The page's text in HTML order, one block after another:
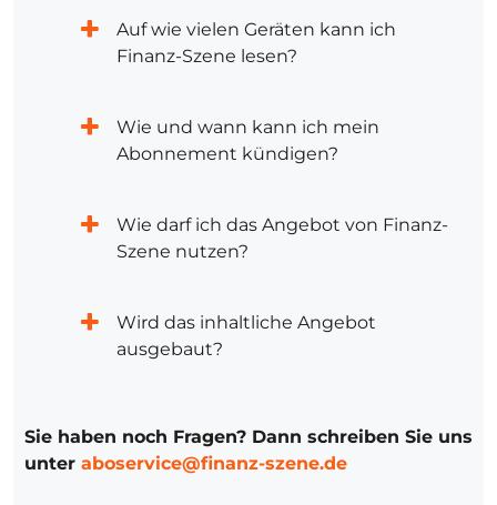
Auf wie vielen Geräten kann ich
Finanz-Szene lesen?
Wie und wann kann ich mein
Abonnement kündigen?
Wie darf ich das Angebot von Finanz-
Szene nutzen?
Wird das inhaltliche Angebot
ausgebaut?
Sie haben noch Fragen? Dann schreiben Sie uns
unter aboservice@finanz-szene.de